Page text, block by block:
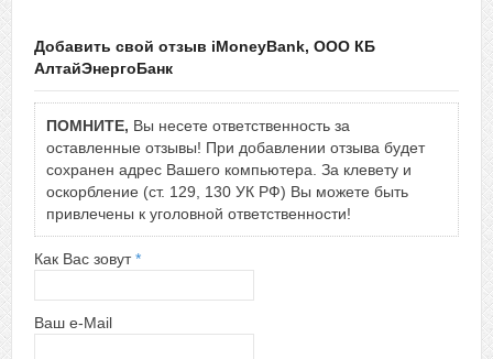
Добавить свой отзыв iMoneyBank, ООО КБ
АлтайЭнергоБанк
ПОМНИТЕ, Вы несете ответственность за
оставленные отзывы! При добавлении отзыва будет
сохранен адрес Вашего компьютера. За клевету и
оскорбление (ст. 129, 130 УК РФ) Вы можете быть
привлечены к уголовной ответственности!
Как Вас зовут*
Ваш e-Mail